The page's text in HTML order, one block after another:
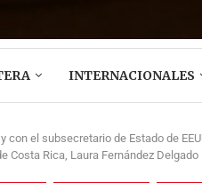
INTERNACIONALES
el subsecretario de Estado de
Costa Rica, Laura Fernández Delgado